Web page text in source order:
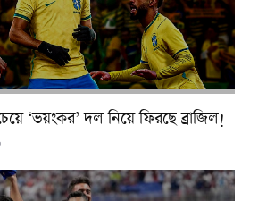
‘ভয়ংকর’ দল নিয়ে ফিরছে ব্রাজিল!